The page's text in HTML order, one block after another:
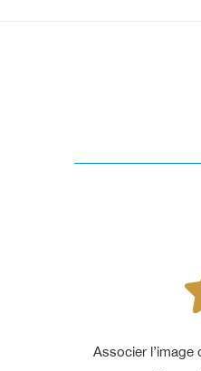
Associer l’image